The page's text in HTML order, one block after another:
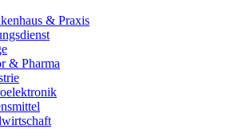
& Praxis
& Pharma